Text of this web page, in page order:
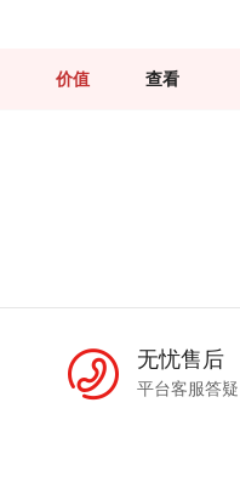
价值 查看
无忧售后
平台客服答